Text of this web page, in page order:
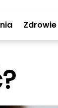
Zdrowie